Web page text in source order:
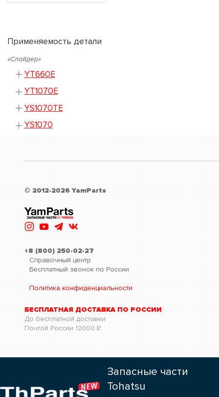
Применяемость детали
«Слайдер»
YT660E
YT1070E
YS1070TE
YS1070
© 2012-2026 YamParts
+8 (800) 250-02-27
Справочный центр
Бесплатный звонок по России
Политика конфиденциальности
БЕСПЛАТНАЯ ДОСТАВКА ПО РОССИИ
До бесплатной доставки
Почтой России 12000 Р
Запасные части
Tohatsu